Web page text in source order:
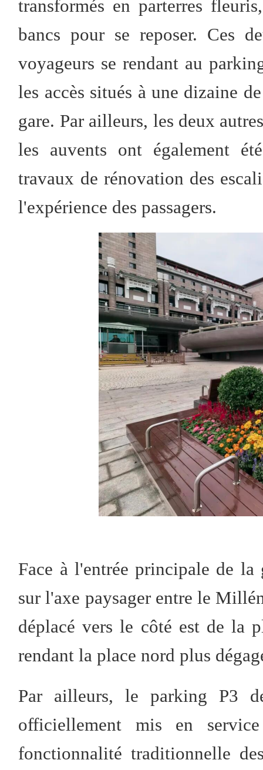
transformés en parterres
bancs pour se reposer. Ces
voyageurs se rendant au
les accès situés à une dizaine
gare. Par ailleurs, les deux
les auvents ont également
travaux de rénovation des
l'expérience des passagers.
Face à l'entrée principale de
sur l'axe paysager entre le
déplacé vers le côté est de la
rendant la place nord plus
Par ailleurs, le parking P3
officiellement mis en
fonctionnalité traditionnelle